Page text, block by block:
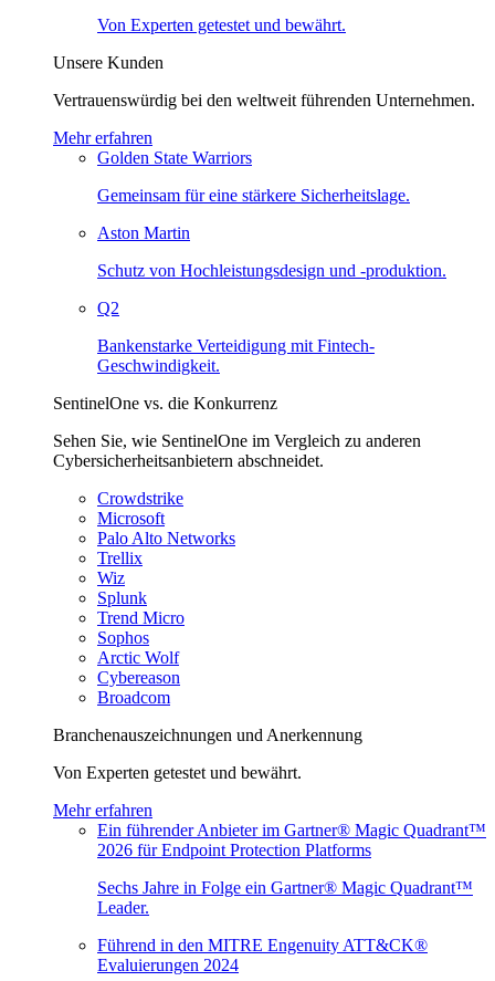
Von Experten getestet und bewährt.
Unsere Kunden
Vertrauenswürdig bei den weltweit führenden Unternehmen.
Mehr erfahren
Golden State Warriors
Gemeinsam für eine stärkere Sicherheitslage.
Aston Martin
Schutz von Hochleistungsdesign und -produktion.
Q2
Bankenstarke Verteidigung mit Fintech-
Geschwindigkeit.
SentinelOne vs. die Konkurrenz
Sehen Sie, wie SentinelOne im Vergleich zu anderen
Cybersicherheitsanbietern abschneidet.
Crowdstrike
Microsoft
Palo Alto Networks
Trellix
Wiz
Splunk
Trend Micro
Sophos
Arctic Wolf
Cybereason
Broadcom
Branchenauszeichnungen und Anerkennung
Von Experten getestet und bewährt.
Mehr erfahren
Ein führender Anbieter im Gartner® Magic Quadrant™
2026 für Endpoint Protection Platforms
Sechs Jahre in Folge ein Gartner® Magic Quadrant™
Leader.
Führend in den MITRE Engenuity ATT&CK®
Evaluierungen 2024